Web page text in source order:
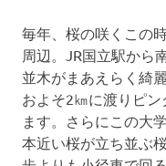
毎年、桜の咲くこの
周辺。JR国立駅から
並木がまあえらく綺
およそ2㎞に渡りピ
ます。さらにこの大
本近い桜が立ち並ぶ